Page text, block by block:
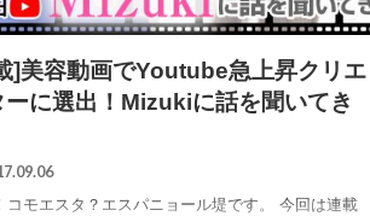
]美容動画でYoutube急上昇クリエ
ーに選出！Mizukiに話を聞いてき
コモエスタ？エスパニョール堤です。 今回は連載